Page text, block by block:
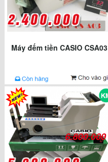
Máy đếm tiền CASIO CSA03
6.800.000